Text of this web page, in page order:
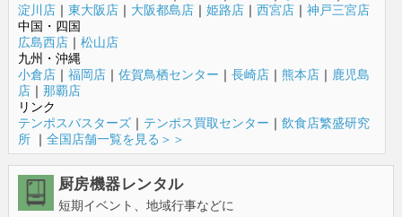
淀川店｜ 東大阪店｜ 大阪都島店｜ 姫路店｜ 西宮店｜ 神戸三宮店
中国・四国
広島西店｜ 松山店
九州・沖縄
小倉店｜ 福岡店｜ 佐賀鳥栖センター ｜ 長崎店｜ 熊本店｜ 鹿児島
店｜ 那覇店
リンク
テンポスバスターズ｜ テンポス買取センター ｜ 飲食店繁盛研究
所｜ 全国店舗一覧を見る＞＞
厨房機器レンタル
短期イベント、地域行事などに